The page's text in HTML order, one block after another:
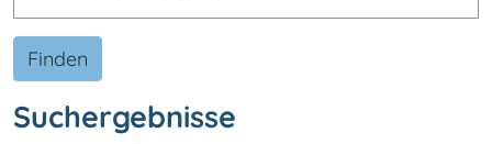
Finden
Suchergebnisse